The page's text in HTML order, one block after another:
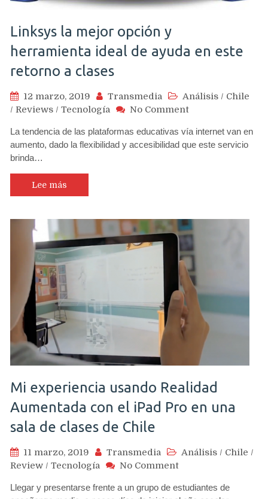
Linksys la mejor opción y
herramienta ideal de ayuda en este
retorno a clases
12 marzo, 2019 Transmedia Análisis / Chile
/ Reviews / Tecnología No Commenton
la
mejor
ayuda
en
este
retorno
a
clases
La tendencia de las plataformas educativas vía internet van en
aumento, dado la flexibilidad y accesibilidad que este servicio
brinda…
Lee más
Mi experiencia usando Realidad
Aumentada con el iPad Pro en una
sala de clases de Chile
11 marzo, 2019 Transmedia Análisis / Chile /
Review / Tecnología No Commenton
experiencia
Llegar y presentarse frente a un grupo de estudiantes de